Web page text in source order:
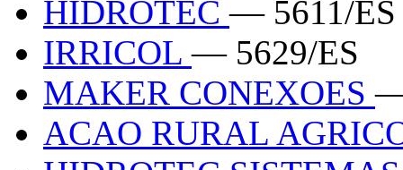
HIDROTEC— 5611/ES
IRRICOL— 5629/ES
MAKER CONEXOES—
ACAO RURAL